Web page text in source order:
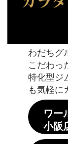
わだちグ
こだわっ
特化型ジ
も気軽に
ワー
小阪